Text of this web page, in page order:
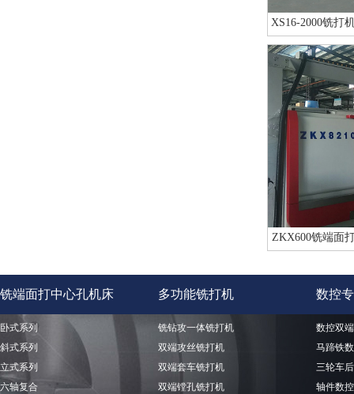
XS16-2000铣打
ZKX600铣端面
铣端面打中心孔机床 多功能铣打机 数控
卧式系列
斜式系列
立式系列
六轴复合
铣钻攻一体铣打机
双端攻丝铣打机
双端套车铣打机
双端镗孔铣打机
数控双
马蹄铁
三轮车
轴件数